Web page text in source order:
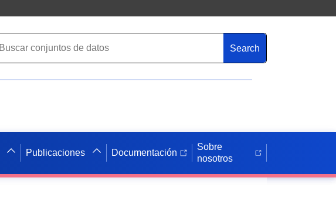
Search
Publicaciones Documentación
Sobre
nosotros